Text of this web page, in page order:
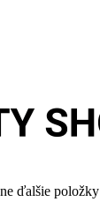
ďalšie položky